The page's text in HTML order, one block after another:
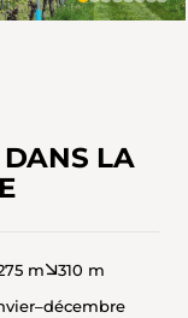
DANS LA
m
310 m